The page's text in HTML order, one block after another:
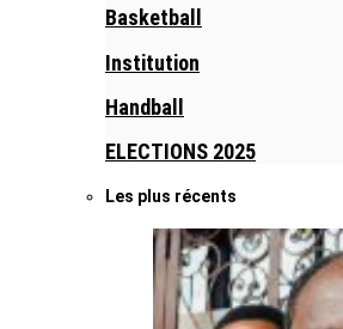
Basketball
Institution
Handball
ELECTIONS 2025
Les plus récents